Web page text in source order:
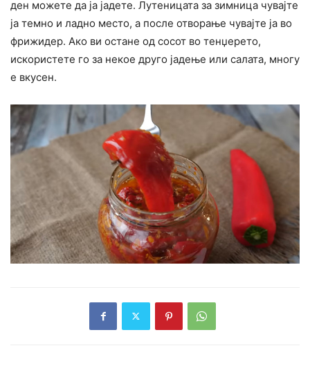
ден можете да ја јадете. Лутеницата за зимница чувајте
ја темно и ладно место, а после отворање чувајте ја во
фрижидер. Ако ви остане од сосот во тенџерето,
искористете го за некое друго јадење или салата, многу
е вкусен.